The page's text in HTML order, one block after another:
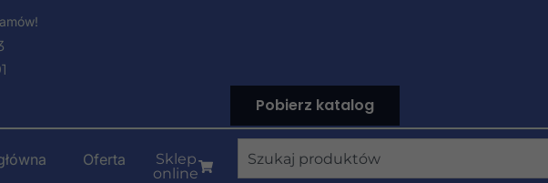
Pobierz katalog
Oferta
Sklep
online
Wyszukiwanie